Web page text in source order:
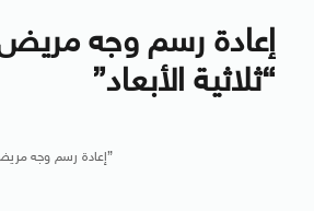
إعادة رسم وجه
“ثلاثية الأبعاد”